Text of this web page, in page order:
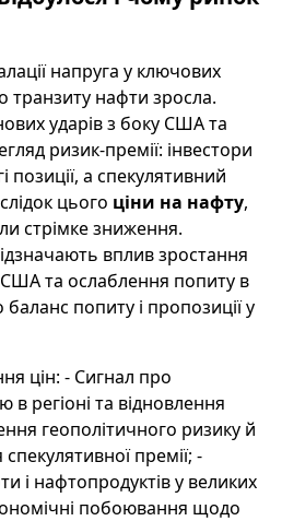
напруга у ключових
транзиту нафти зросла.
ударів з боку США та
ризик-премії: інвестори
позиції, а спекулятивний
цього ціни на нафту,
стрімке зниження.
вплив зростання
США та ослаблення попиту в
попиту і пропозиції у
цін: - Сигнал про
в регіоні та відновлення
геополітичного ризику й
премії; -
і нафтопродуктів у великих
побоювання щодо